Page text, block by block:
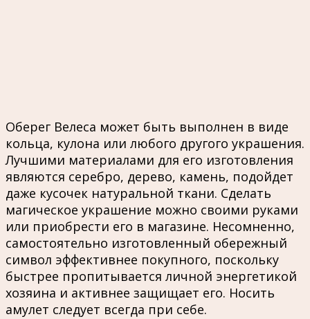
Оберег Велеса может быть выполнен в виде
кольца, кулона или любого другого украшения.
Лучшими материалами для его изготовления
являются серебро, дерево, камень, подойдет
даже кусочек натуральной ткани. Сделать
магическое украшение можно своими руками
или приобрести его в магазине. Несомненно,
самостоятельно изготовленный обережный
символ эффективнее покупного, поскольку
быстрее пропитывается личной энергетикой
хозяина и активнее защищает его. Носить
амулет следует всегда при себе.